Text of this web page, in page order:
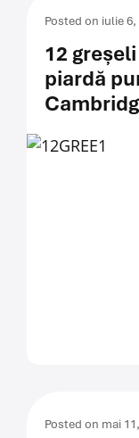
Posted on iulie 6,
12
piardă
Posted on mai